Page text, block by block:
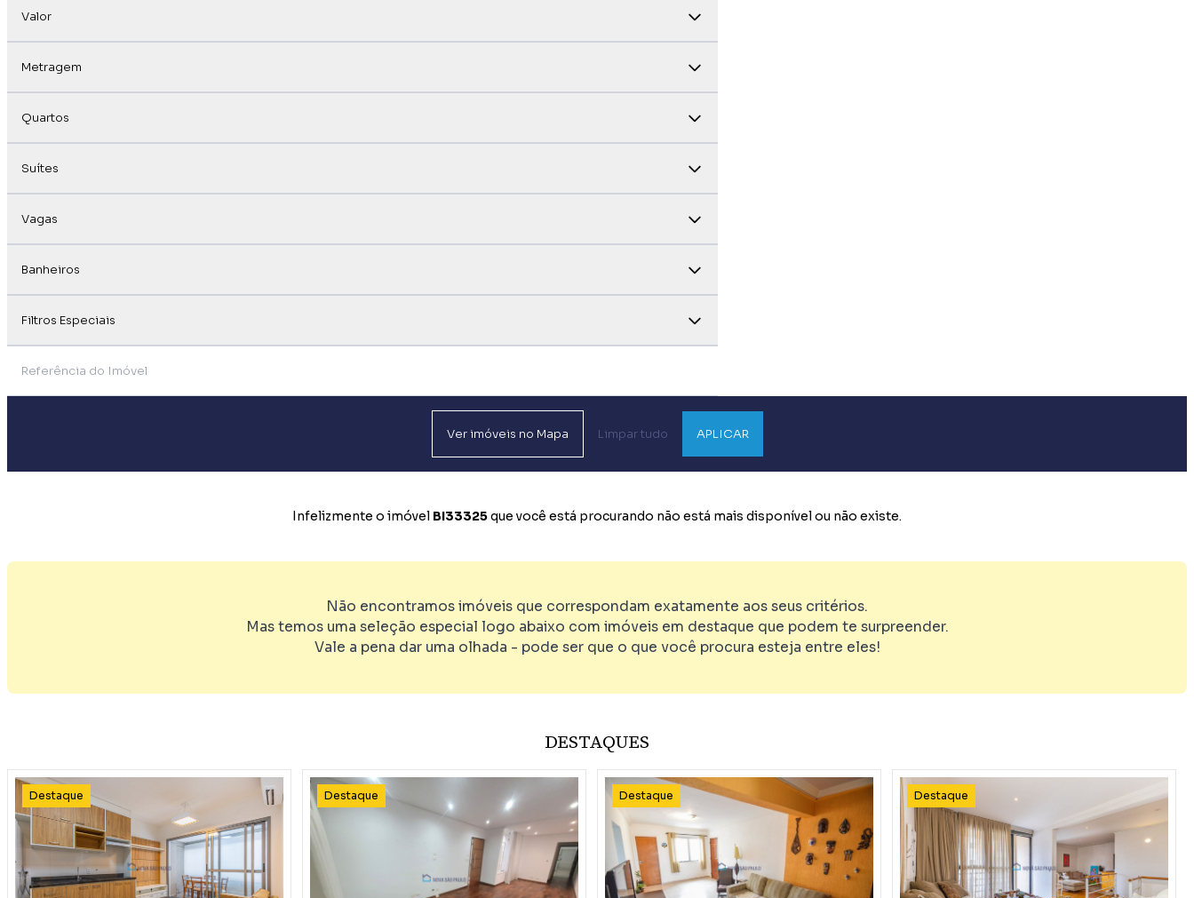
Valor
Metragem
Quartos
Suítes
Vagas
Banheiros
Filtros Especiais
Ver imóveis no Mapa Limpar tudo APLICAR
Infelizmente o imóvel BI33325que você está procurando não está mais disponível ou não existe.
Não encontramos imóveis que correspondam exatamente aos seus critérios.
Mas temos uma seleção especial logo abaixo com imóveis em destaque que podem te surpreender.
Vale a pena dar uma olhada - pode ser que o que você procura esteja entre eles!
DESTAQUES
Destaque Destaque Destaque Destaque